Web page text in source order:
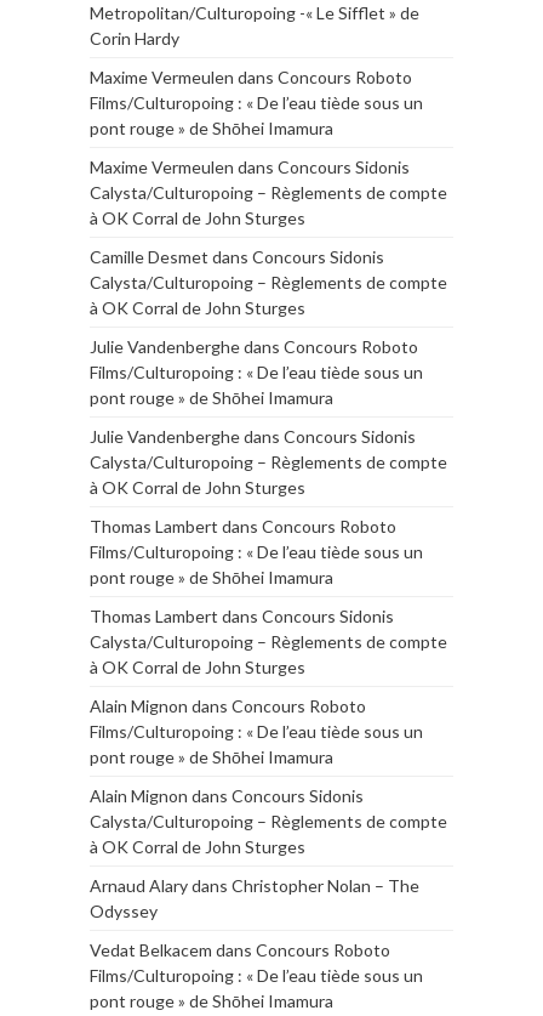
Metropolitan/Culturopoing -« Le Sifflet » de
Corin Hardy
Maxime Vermeulen dans Concours Roboto
Films/Culturopoing : « De l’eau tiède sous un
pont rouge » de Shōhei Imamura
Maxime Vermeulen dans Concours Sidonis
Calysta/Culturopoing – Règlements de compte
à OK Corral de John Sturges
Camille Desmet dans Concours Sidonis
Calysta/Culturopoing – Règlements de compte
à OK Corral de John Sturges
Julie Vandenberghedans Concours Roboto
Films/Culturopoing : « De l’eau tiède sous un
pont rouge » de Shōhei Imamura
Julie Vandenberghedans Concours Sidonis
Calysta/Culturopoing – Règlements de compte
à OK Corral de John Sturges
Thomas Lambert dans Concours Roboto
Films/Culturopoing : « De l’eau tiède sous un
pont rouge » de Shōhei Imamura
Thomas Lambert dans Concours Sidonis
Calysta/Culturopoing – Règlements de compte
à OK Corral de John Sturges
Alain Mignon dans Concours Roboto
Films/Culturopoing : « De l’eau tiède sous un
pont rouge » de Shōhei Imamura
Alain Mignon dans Concours Sidonis
Calysta/Culturopoing – Règlements de compte
à OK Corral de John Sturges
Arnaud Alarydans Christopher Nolan – The
Odyssey
Vedat Belkacem dans Concours Roboto
Films/Culturopoing : « De l’eau tiède sous un
pont rouge » de Shōhei Imamura